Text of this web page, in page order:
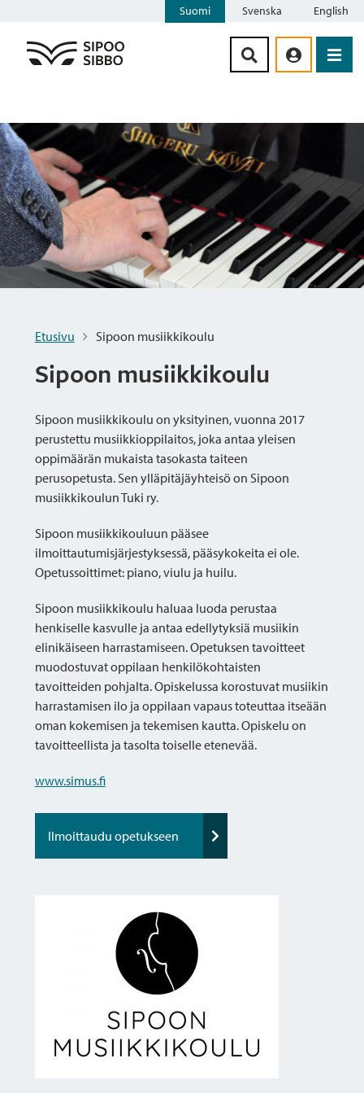
Suomi Svenska English
Etusivu Sipoon musiikkikoulu
Sipoon musiikkikoulu
Sipoon musiikkikoulu on yksityinen, vuonna 2017
perustettu musiikkioppilaitos, joka antaa yleisen
oppimäärän mukaista tasokasta taiteen
perusopetusta. Sen ylläpitäjäyhteisö on Sipoon
musiikkikoulun Tuki ry.
Sipoon musiikkikouluun pääsee
ilmoittautumisjärjestyksessä, pääsykokeita ei ole.
Opetussoittimet: piano, viulu ja huilu.
Sipoon musiikkikoulu haluaa luoda perustaa
henkiselle kasvulle ja antaa edellytyksiä musiikin
elinikäiseen harrastamiseen. Opetuksen tavoitteet
muodostuvat oppilaan henkilökohtaisten
tavoitteiden pohjalta. Opiskelussa korostuvat musiikin
harrastamisen ilo ja oppilaan vapaus toteuttaa itseään
oman kokemisen ja tekemisen kautta. Opiskelu on
tavoitteellista ja tasolta toiselle etenevää.
www.simus.fi
Ilmoittaudu opetukseen